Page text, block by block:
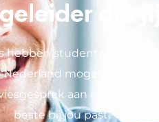
die jij
hebben studenten van
mogen
aan en wij
beste bij jou past.